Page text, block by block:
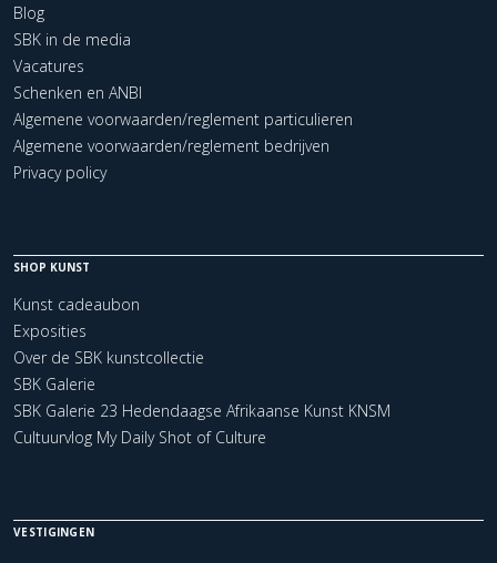
Blog
SBK in de media
Vacatures
Schenken en ANBI
Algemene voorwaarden/reglement particulieren
Algemene voorwaarden/reglement bedrijven
Privacy policy
SHOP KUNST
Kunst cadeaubon
Exposities
Over de SBK kunstcollectie
SBK Galerie
SBK Galerie 23 Hedendaagse Afrikaanse Kunst KNSM
Cultuurvlog My Daily Shot of Culture
VESTIGINGEN